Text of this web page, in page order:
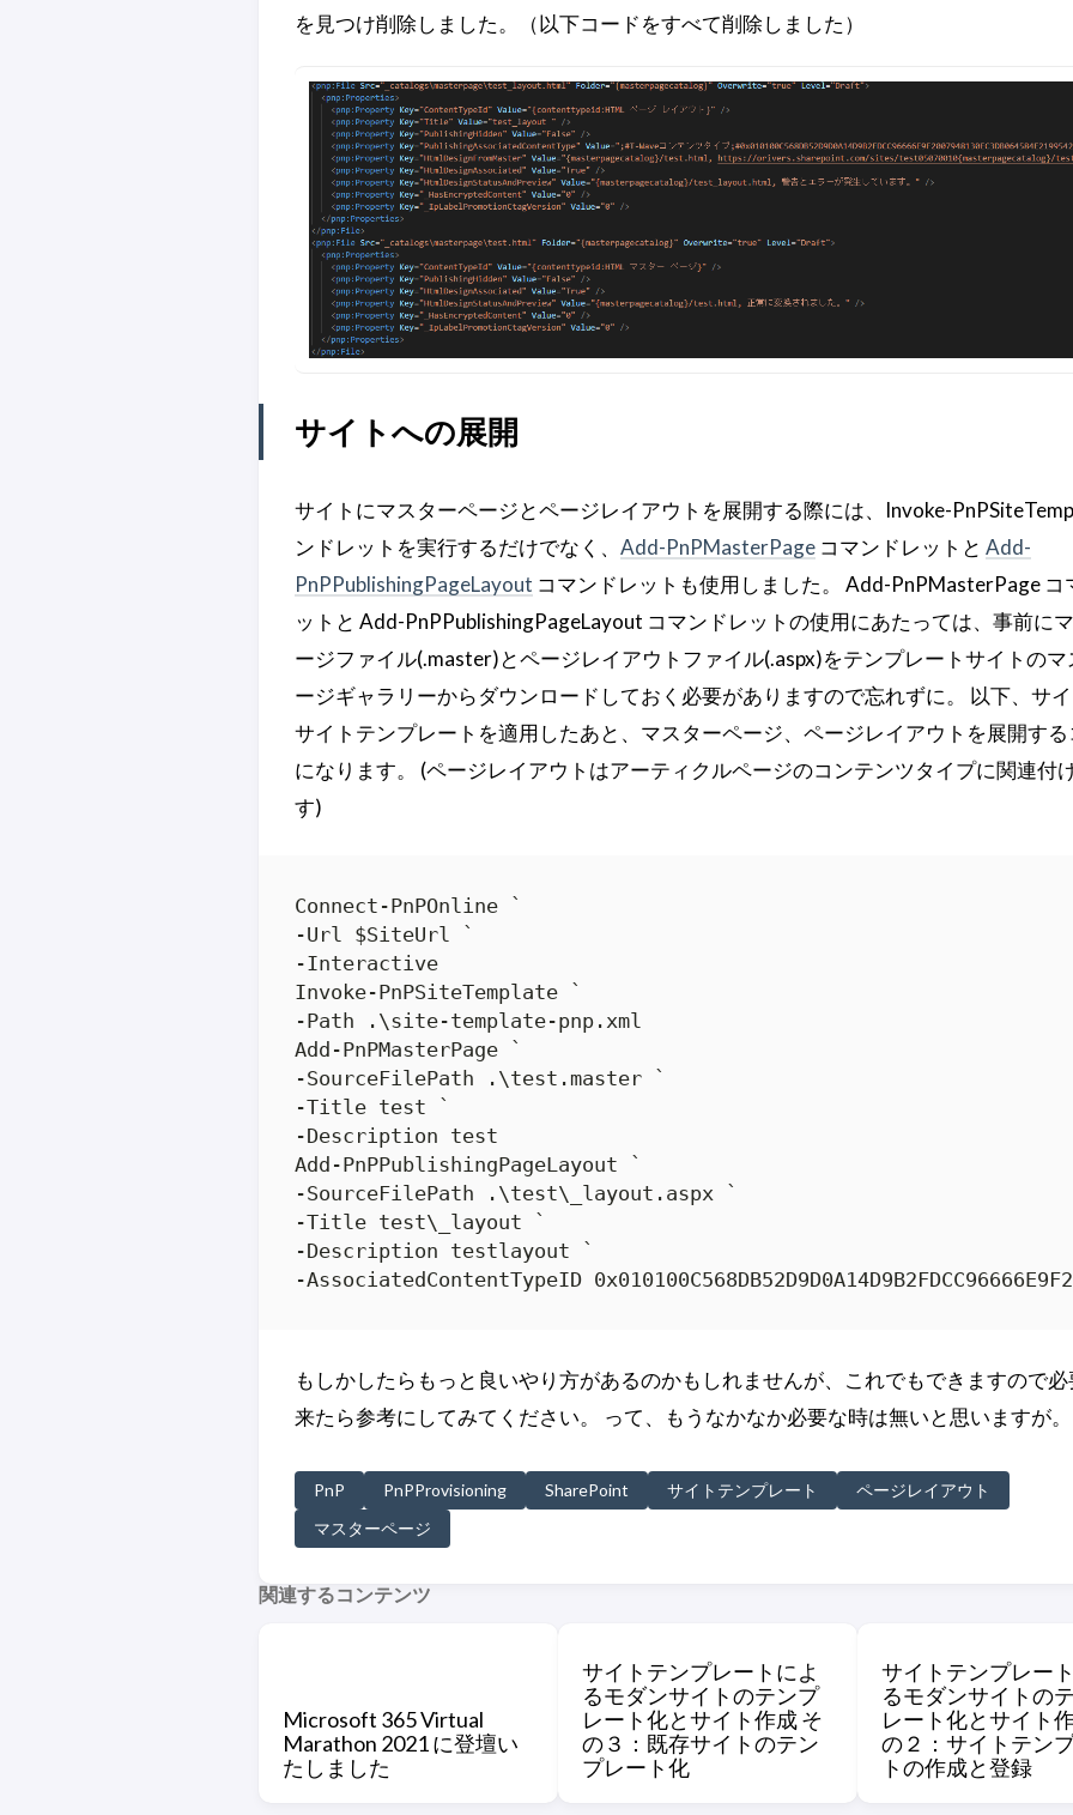
を見つけ削除しました。（以下コードをすべて削除しました）
サイトへの展開
サイトにマスターページとページレイアウトを展開する際には、Invoke-
ンドレットを実行するだけでなく、 Add-PnPMasterPageコマンドレットと Add-
PnPPublishingPageLayout コマンドレットも使用しました。 Add-PnPMasterPage コ
ットと Add-PnPPublishingPageLayout コマンドレットの使用にあたっては、事前に
ージファイル(.master)とページレイアウトファイル(.aspx)をテンプレートサイトのマ
ージギャラリーからダウンロードしておく必要がありますので忘れずに。 以下、サ
サイトテンプレートを適用したあと、マスターページ、ページレイアウトを展開す
になります。 (ページレイアウトはアーティクルページのコンテンツタイプに関連付
す)
Connect-PnPOnline `
-Url $SiteUrl `
-Interactive
Invoke-PnPSiteTemplate `
-Path .\site-template-pnp.xml
Add-PnPMasterPage `
-SourceFilePath .\test.master `
-Title test `
-Description test
Add-PnPPublishingPageLayout `
-SourceFilePath .\test\_layout.aspx `
-Title test\_layout `
-Description testlayout `
もしかしたらもっと良いやり方があるのかもしれませんが、これでもできますので
来たら参考にしてみてください。 って、もうなかなか必要な時は無いと思いますが
PnP PnPProvisioning SharePoint サイトテンプレート
ページレイアウト
マスターページ
関連するコンテンツ
Microsoft 365 Virtual
Marathon 2021 に登壇い
たしました
サイトテンプレートによ
るモダンサイトのテンプ
レート化とサイト作成 そ
の３：既存サイトのテン
プレート化
サイトテンプレー
るモダンサイトの
レート化とサイト
の２：サイトテン
トの作成と登録